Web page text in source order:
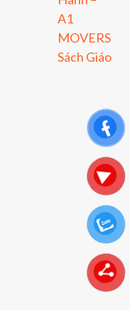
A1
MOVERS
Sách Giáo